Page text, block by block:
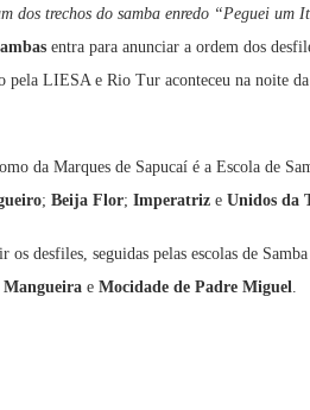
dos trechos do samba enredo “Peguei um
entra para anunciar a ordem dos
pela LIESA e Rio Tur aconteceu na noite
da Marques de Sapucaí é a Escola de
; Beija Flor; Imperatriz e Unidos da
os desfiles, seguidas pelas escolas de Samba
Mangueira e Mocidade de Padre Miguel.